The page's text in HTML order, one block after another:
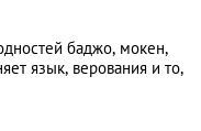
баджо, мокен,
язык, верования и то,